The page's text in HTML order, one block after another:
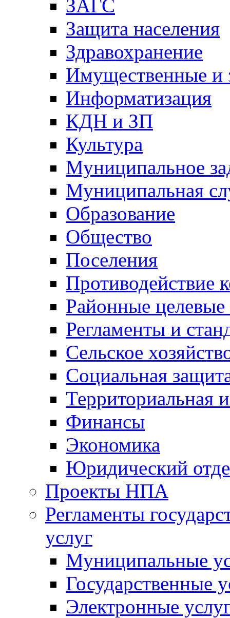
ЗАГС
Защита населения
Здравохранение
Имущественные и
Информатизация
КДН и ЗП
Культура
Муниципальное
Муниципальная
Образование
Общество
Поселения
Противодействие
Районные
Регламенты и
Сельское
Социальная
Территориальная
Финансы
Экономика
Юридический
Проекты НПА
Регламенты
услуг
Муниципальные
Государственные
Электронные